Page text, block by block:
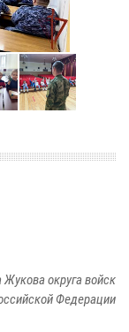
округа войск
Федерации